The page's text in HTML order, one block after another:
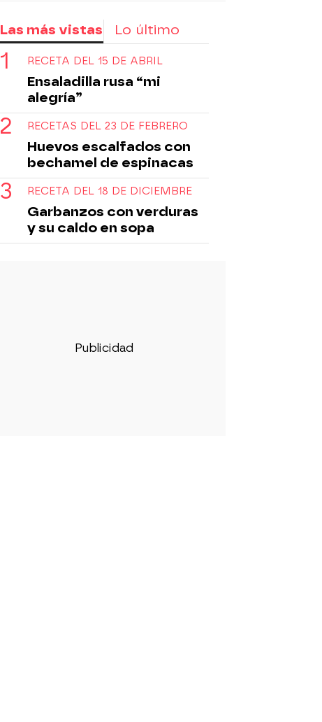
Las más vistas Lo último
RECETA DEL 15 DE ABRIL
Ensaladilla rusa “mi
alegría”
RECETAS DEL 23 DE FEBRERO
Huevos escalfados con
bechamel de espinacas
RECETA DEL 18 DE DICIEMBRE
Garbanzos con verduras
y su caldo en sopa